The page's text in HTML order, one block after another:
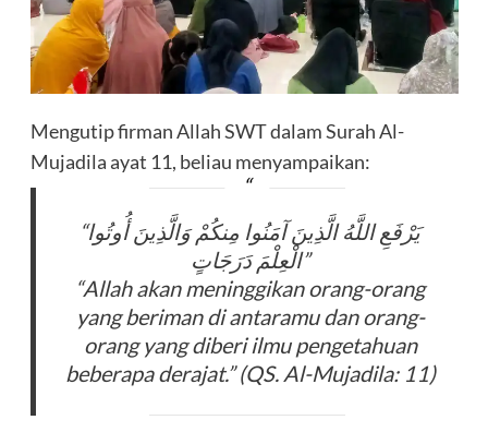
Mengutip firman Allah SWT dalam Surah Al-
Mujadila ayat 11, beliau menyampaikan:
“يَرْفَعِ اللَّهُ الَّذِينَ آمَنُوا مِنكُمْ وَالَّذِينَ أُوتُوا
الْعِلْمَ دَرَجَاتٍ”
“Allah akan meninggikan orang-orang
yang beriman di antaramu dan orang-
orang yang diberi ilmu pengetahuan
beberapa derajat.” (QS. Al-Mujadila: 11)